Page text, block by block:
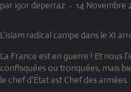
par igor deperraz - 14 Novembre
L’islam radical campe dans le XI
La France est en guerre ! Et nous
confisquées ou tronquées, mais
le chef d’État est Chef des armées.